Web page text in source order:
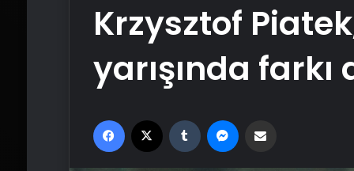
Krzysztof
yarışında farkı
Facebook Tumblr